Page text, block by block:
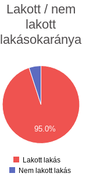
Lakott / nem
lakott
lakásokaránya
95.0%
Lakott lakás
Nem lakott lakás